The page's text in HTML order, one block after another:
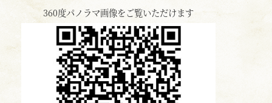
360度パノラマ画像をご覧いただけます